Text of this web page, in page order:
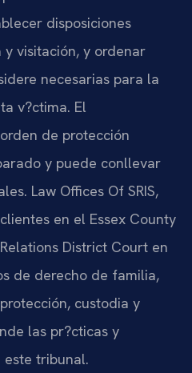
disposiciones
visitación, y ordenar
necesarias para la
v?ctima. El
de protección
y puede conllevar
Law Offices Of SRIS,
en el Essex County
District Court en
de derecho de familia,
custodia y
las pr?cticas y
tribunal.